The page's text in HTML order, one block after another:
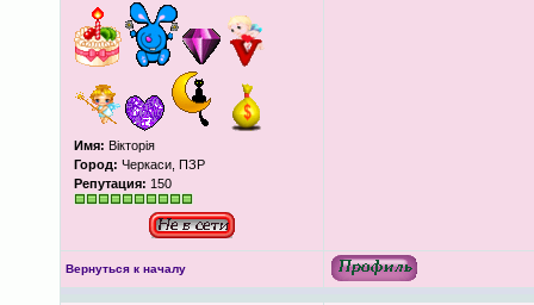
Имя: Вікторія
Город: Черкаси, ПЗР
Репутация: 150
Вернуться к началу